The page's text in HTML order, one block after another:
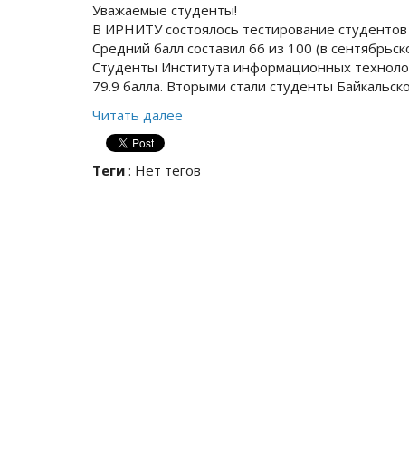
Уважаемые студенты!
В ИРНИТУ состоялось тестирование
Средний балл составил 66 из 100 (в
Студенты Института информационных
79.9 балла. Вторыми стали студенты
Читать далее
Теги : Нет тегов